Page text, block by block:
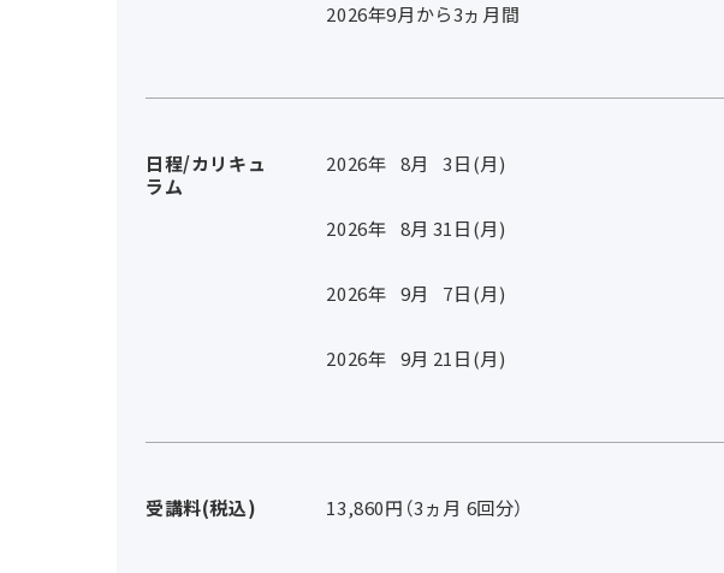
2026年9月から3ヵ月間
日程/カリキュ
ラム
2026年 8月 3日(月)
2026年 8月 31 日(月)
2026年 9月 7日(月)
2026年 9月 21 日(月)
受講料(税込) 13,860円（3ヵ月 6回分）